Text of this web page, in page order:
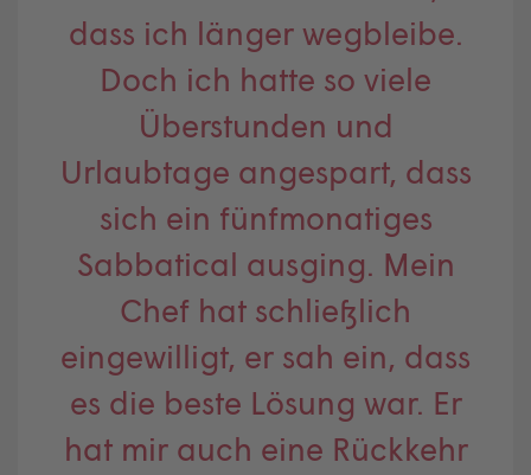
dass ich länger wegbleibe.
Doch ich hatte so viele
Überstunden und
Urlaubtage angespart, dass
sich ein fünfmonatiges
Sabbatical ausging. Mein
Chef hat schließlich
eingewilligt, er sah ein, dass
es die beste Lösung war. Er
hat mir auch eine Rückkehr